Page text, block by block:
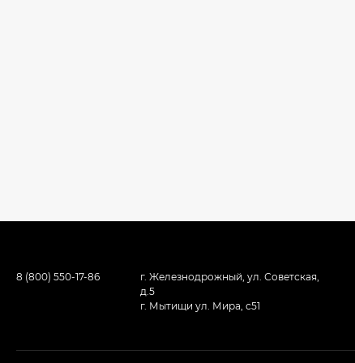
8 (800) 550-17-86
г. Железнодрожный, ул. Советская,
д.5
г. Мытищи ул. Мира, с51